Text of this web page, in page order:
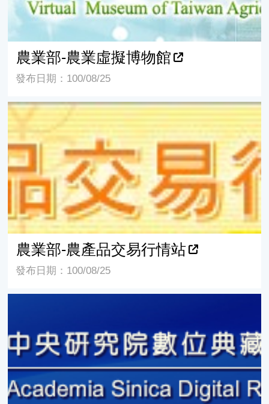
農業部-農業虛擬博物館
發布日期：100/08/25
農業部-農產品交易行情站
農業部-農產品交易行情站
發布日期：100/08/25